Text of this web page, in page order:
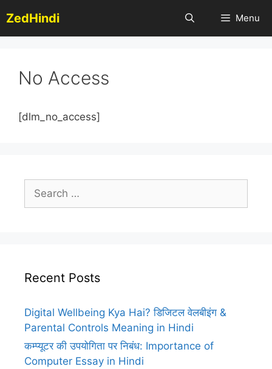
to
content
ZedHindi Menu
No Access
[dlm_no_access]
Search
for:
Recent Posts
Digital Wellbeing Kya Hai? डिजिटल वेलबीइंग &
Parental Controls Meaning in Hindi
कम्प्यूटर की उपयोगिता पर निबंध: Importance of
Computer Essay in Hindi